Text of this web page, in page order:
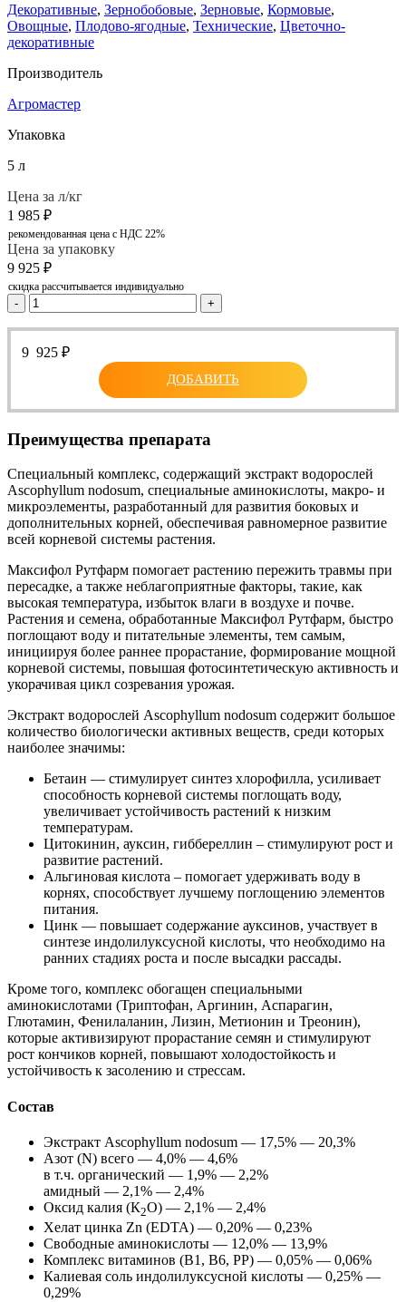
Декоративные, Зернобобовые, Зерновые, Кормовые,
Овощные, Плодово-ягодные, Технические, Цветочно-
декоративные
Производитель
Агромастер
Упаковка
5 л
Цена за л/кг
1 985 ₽
рекомендованная цена с НДС 22%
Цена за упаковку
9 925 ₽
скидка рассчитывается индивидуально
- +
9 925 ₽
ДОБАВИТЬ
Преимущества препарата
Специальный комплекс, содержащий экстракт водорослей
Ascophyllum nodosum, специальные аминокислоты, макро- и
микроэлементы, разработанный для развития боковых и
дополнительных корней, обеспечивая равномерное развитие
всей корневой системы растения.
Максифол Рутфарм помогает растению пережить травмы при
пересадке, а также неблагоприятные факторы, такие, как
высокая температура, избыток влаги в воздухе и почве.
Растения и семена, обработанные Максифол Рутфарм, быстро
поглощают воду и питательные элементы, тем самым,
инициируя более раннее прорастание, формирование мощной
корневой системы, повышая фотосинтетическую активность и
укорачивая цикл созревания урожая.
Экстракт водорослей Ascophyllum nodosum содержит большое
количество биологически активных веществ, среди которых
наиболее значимы:
Бетаин — стимулирует синтез хлорофилла, усиливает
способность корневой системы поглощать воду,
увеличивает устойчивость растений к низким
температурам.
Цитокинин, ауксин, гиббереллин – стимулируют рост и
развитие растений.
Альгиновая кислота – помогает удерживать воду в
корнях, способствует лучшему поглощению элементов
питания.
Цинк — повышает содержание ауксинов, участвует в
синтезе индолилуксусной кислоты, что необходимо на
ранних стадиях роста и после высадки рассады.
Кроме того, комплекс обогащен специальными
аминокислотами (Триптофан, Аргинин, Аспарагин,
Глютамин, Фенилаланин, Лизин, Метионин и Треонин),
которые активизируют прорастание семян и стимулируют
рост кончиков корней, повышают холодостойкость и
устойчивость к засолению и стрессам.
Состав
Экстракт Ascophyllum nodosum — 17,5% — 20,3%
Азот (N) всего — 4,0% — 4,6%
в т.ч. органический — 1,9% — 2,2%
амидный — 2,1% — 2,4%
Оксид калия (К2O) — 2,1% — 2,4%
Хелат цинка Zn (EDTA) — 0,20% — 0,23%
Свободные аминокислоты — 12,0% — 13,9%
Комплекс витаминов (В1, В6, РР) — 0,05% — 0,06%
Калиевая соль индолилуксусной кислоты — 0,25% —
0,29%